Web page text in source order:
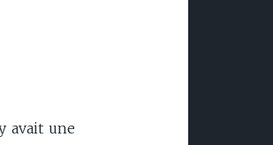
avait une